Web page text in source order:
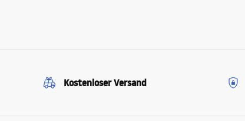
Kostenloser Versand